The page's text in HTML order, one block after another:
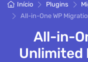
Início Plugins
All-in-One WP
All-in-
Unlimited